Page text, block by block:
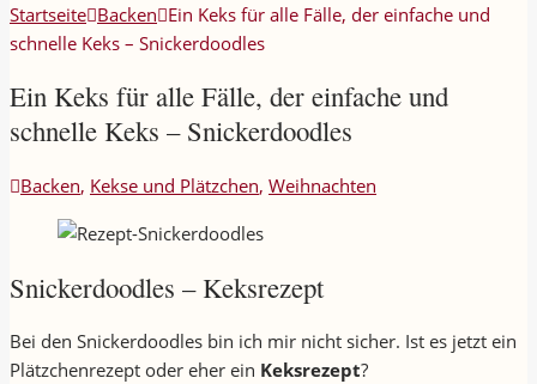
Startseite Backen Ein Keks für alle Fälle, der einfache und
schnelle Keks – Snickerdoodles
Ein Keks für alle Fälle, der einfache und
schnelle Keks – Snickerdoodles
Backen, Kekse und Plätzchen, Weihnachten
Snickerdoodles – Keksrezept
Bei den Snickerdoodles bin ich mir nicht sicher. Ist es jetzt ein
Plätzchenrezept oder eher ein Keksrezept?